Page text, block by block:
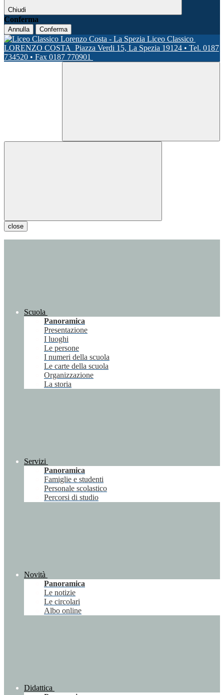
Chiudi
Conferma
Annulla Conferma
Liceo Classico
LORENZO COSTA Piazza Verdi 15, La Spezia 19124 • Tel. 0187
734520 • Fax 0187 770901
close
Scuola
Panoramica
Presentazione
I luoghi
Le persone
I numeri della scuola
Le carte della scuola
Organizzazione
La storia
Servizi
Panoramica
Famiglie e studenti
Personale scolastico
Percorsi di studio
Novità
Panoramica
Le notizie
Le circolari
Albo online
Didattica